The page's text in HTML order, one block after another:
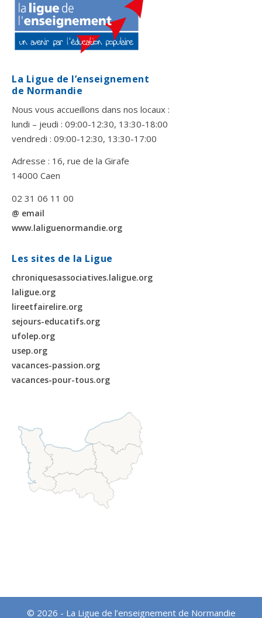
La Ligue de l’enseignement
de Normandie
Nous vous accueillons dans nos locaux :
lundi – jeudi : 09:00-12:30, 13:30-18:00
vendredi : 09:00-12:30, 13:30-17:00
Adresse : 16, rue de la Girafe
14000 Caen
02 31 06 11 00
@ email
www.laliguenormandie.org
Les sites de la Ligue
chroniquesassociatives.laligue.org
laligue.org
lireetfairelire.org
sejours-educatifs.org
ufolep.org
usep.org
vacances-passion.org
vacances-pour-tous.org
© 2026 - La Ligue de l’enseignement de Normandie